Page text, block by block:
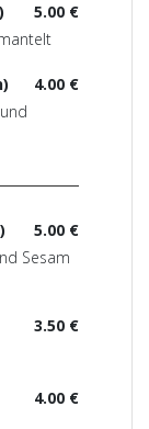
5.00 €
4.00 €
5.00 €
Sesam
3.50 €
4.00 €